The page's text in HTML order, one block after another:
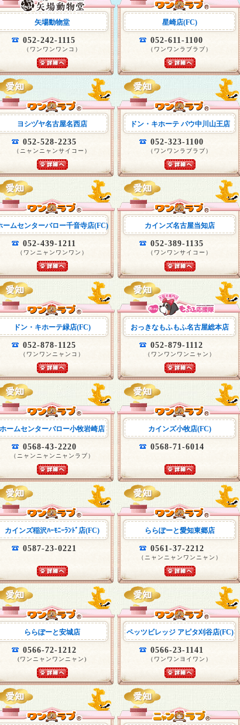
矢場動物堂
052-242-1115
（ワンワンワンコ）
星崎店(FC)
052-611-1100
（ワンワンラブラブ）
ヨシヅヤ名古屋名西店
052-528-2235
（ニャンニャンサイコー）
ドン・キホーテ パウ中川山王店
052-323-1100
（ワンワンラブラブ）
ームセンターバロー千音寺店(FC)
052-439-1211
（ワンニャンワンワン）
カインズ名古屋当知店
052-389-1135
（ワンワンサイコー）
ドン・キホーテ緑店(FC)
052-878-1125
（ワンワンニャンコ）
おっきなもふもふ名古屋総本店
052-879-1112
（ワンワンワンニャン）
ホームセンターバロー小牧岩崎店
0568-43-2220
（ニャンニャンニャンラブ）
カインズ小牧店(FC)
0568-71-6014
カインズ稲沢ﾊｰﾓﾆｰﾗﾝﾄﾞ店(FC)
0587-23-0221
ららぽーと愛知東郷店
0561-37-2212
（ニャンニャンワンニャン）
ららぽーと安城店
0566-72-1212
(ワンニャンワンニャン)
ペッツビレッジ アピタ刈谷店(FC)
0566-23-1141
（ワンワンヨイワン）